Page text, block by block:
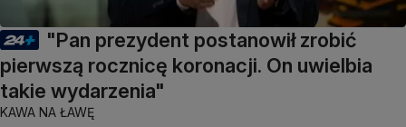
"Pan prezydent postanowił zrobić
pierwszą rocznicę koronacji. On uwielbia
takie wydarzenia"
KAWA NA ŁAWĘ